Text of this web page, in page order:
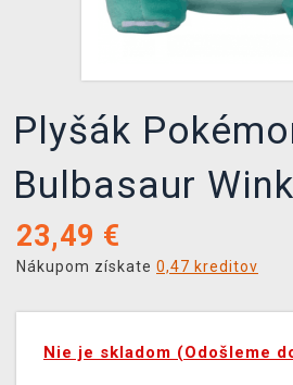
Plyšák
Bulbasaur
23,49 €
Nákupom získate 0,47 kreditov
Nie je skladom (Odošleme